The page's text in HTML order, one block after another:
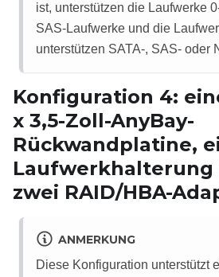
ist, unterstützen die Laufwerke
SAS-Laufwerke und die
unterstützen SATA-, SAS- oder
Konfiguration 4:
x 3,5-Zoll-AnyBay-
Rückwandplatine,
Laufwerkhalterung
zwei RAID/HBA-
ANMERKUNG
Diese Konfiguration unterstützt